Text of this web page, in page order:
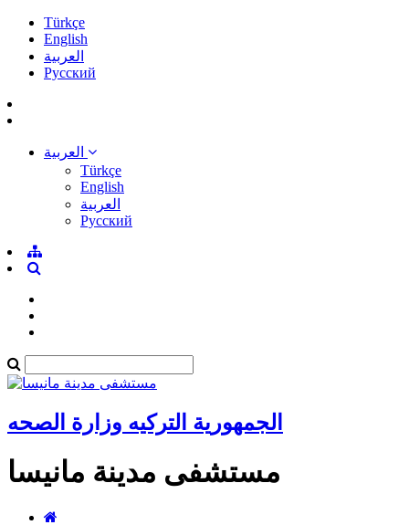
Türkçe
English
العربية
Pусский
Türkçe
English
العربية
Pусский
الجمهورية التركيه وزارة الصحه
مستشفى مدينة مانيسا